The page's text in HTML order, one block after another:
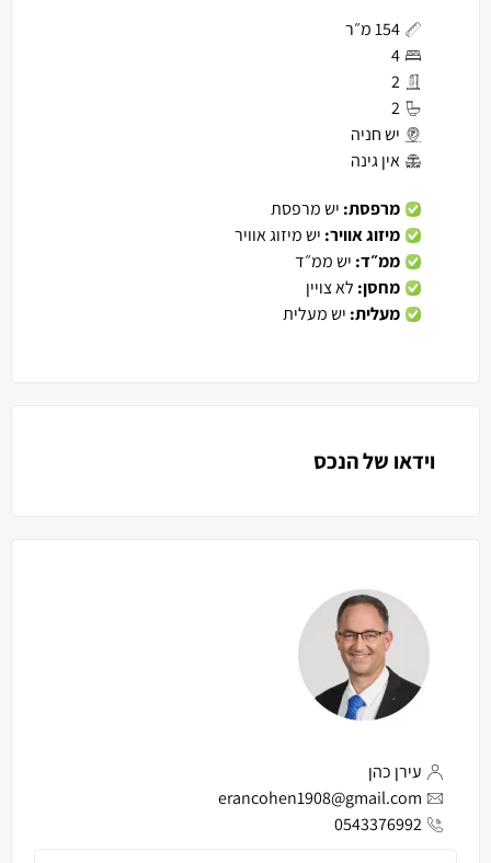
154 מ״ר
4
2
2
יש חניה
אין גינה
מרפסת: יש מרפסת
מיזוג אוויר: יש מיזוג אוויר
ממ״ד: יש ממ״ד
מחסן: לא צויין
מעלית: יש מעלית
וידאו של הנכס
עירן כהן
erancohen1908@gmail.com
0543376992